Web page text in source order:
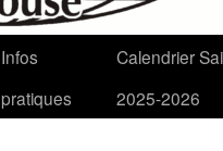
Infos
pratiques
Calendrier
2025-2026